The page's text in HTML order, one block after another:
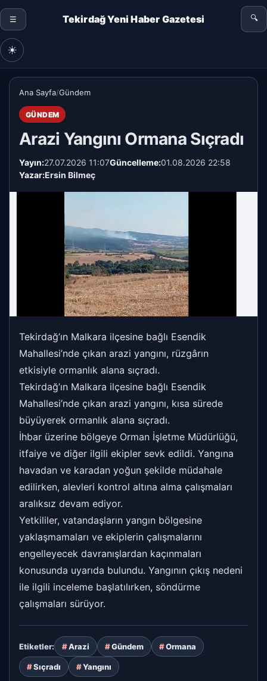
☰ Tekirdağ Yeni Haber Gazetesi 🔍
☀
Ana Sayfa/Gündem
GÜNDEM
Arazi Yangını Ormana Sıçradı
Yayın:27.07.2026 11:07Güncelleme:01.08.2026 22:58
Yazar:Ersin Bilmeç
Tekirdağ’ın Malkara ilçesine bağlı Esendik
Mahallesi’nde çıkan arazi yangını, rüzgârın
etkisiyle ormanlık alana sıçradı.
Tekirdağ’ın Malkara ilçesine bağlı Esendik
Mahallesi’nde çıkan arazi yangını, kısa sürede
büyüyerek ormanlık alana sıçradı.
İhbar üzerine bölgeye Orman İşletme Müdürlüğü,
itfaiye ve diğer ilgili ekipler sevk edildi. Yangına
havadan ve karadan yoğun şekilde müdahale
edilirken, alevleri kontrol altına alma çalışmaları
aralıksız devam ediyor.
Yetkililer, vatandaşların yangın bölgesine
yaklaşmamaları ve ekiplerin çalışmalarını
engelleyecek davranışlardan kaçınmaları
konusunda uyarıda bulundu. Yangının çıkış nedeni
ile ilgili inceleme başlatılırken, söndürme
çalışmaları sürüyor.
Etiketler: Arazi Gündem Ormana
Sıçradı Yangını